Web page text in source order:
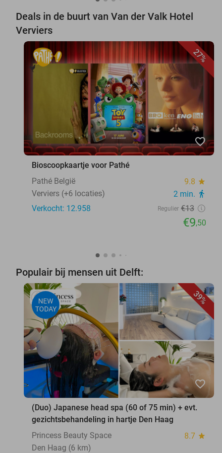
Deals in de buurt van Van der Valk Hotel
Verviers
27%
favorite_border
Bioscoopkaartje voor Pathé
Pathé België
9.8 star
Verviers (+6 locaties) 2 min. directions_walk
Verkocht: 12.958 Regulier €13
€9,50
Populair bij mensen uit Delft:
39%
NEW
TODAY
favorite_border
(Duo) Japanese head spa (60 of 75 min) + evt.
gezichtsbehandeling in hartje Den Haag
Princess Beauty Space
8.7 star
Den Haag (6 km)